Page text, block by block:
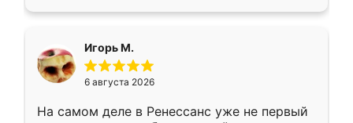
Игорь М.
6 августа 2026
На самом деле в Ренессанс уже не первый